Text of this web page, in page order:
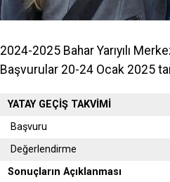
2024-2025 Bahar Yarıyılı
Başvurular 20-24 Ocak 2025
YATAY GEÇİŞ TAKVİMİ
Başvuru
Değerlendirme
Sonuçların Açıklanması